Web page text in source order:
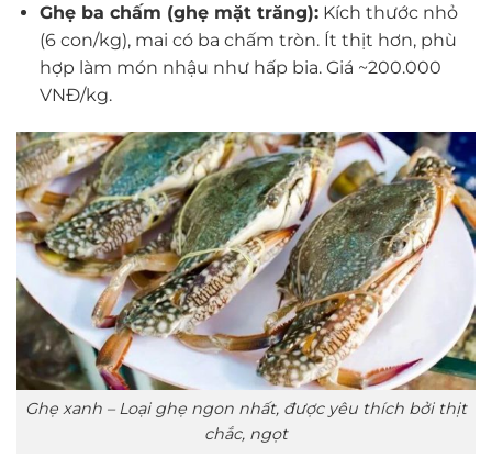
Ghẹ ba chấm (ghẹ mặt trăng):Kích thước nhỏ
(6 con/kg), mai có ba chấm tròn. Ít thịt hơn, phù
hợp làm món nhậu như hấp bia. Giá ~200.000
VNĐ/kg.
Ghẹ xanh – Loại ghẹ ngon nhất, được yêu thích bởi thịt
chắc, ngọt